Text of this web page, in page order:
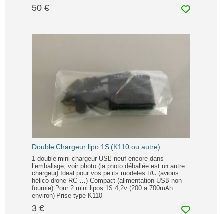
50 €
Double Chargeur lipo 1S (K110 ou autre)
1 double mini chargeur USB neuf encore dans
l’emballage, voir photo (la photo déballée est un autre
chargeur) Idéal pour vos petits modèles RC (avions
hélico drone RC …) Compact (alimentation USB non
fournie) Pour 2 mini lipos 1S 4,2v (200 a 700mAh
environ) Prise type K110
3 €